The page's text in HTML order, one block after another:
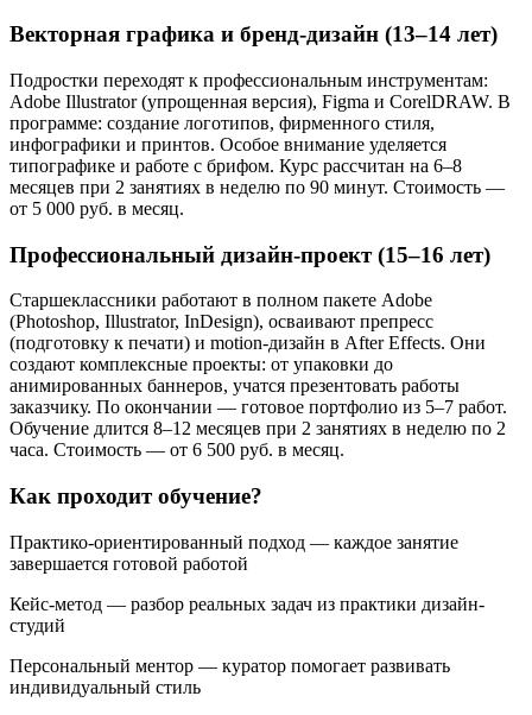
Векторная графика и бренд-дизайн (13–14 лет)
Подростки переходят к профессиональным инструментам:
Adobe Illustrator (упрощенная версия), Figma и CorelDRAW. В
программе: создание логотипов, фирменного стиля,
инфографики и принтов. Особое внимание уделяется
типографике и работе с брифом. Курс рассчитан на 6–8
месяцев при 2 занятиях в неделю по 90 минут. Стоимость —
от 5 000 руб. в месяц.
Профессиональный дизайн-проект (15–16 лет)
Старшеклассники работают в полном пакете Adobe
(Photoshop, Illustrator, InDesign), осваивают препресс
(подготовку к печати) и motion-дизайн в After Effects. Они
создают комплексные проекты: от упаковки до
анимированных баннеров, учатся презентовать работы
заказчику. По окончании — готовое портфолио из 5–7 работ.
Обучение длится 8–12 месяцев при 2 занятиях в неделю по 2
часа. Стоимость — от 6 500 руб. в месяц.
Как проходит обучение?
Практико-ориентированный подход — каждое занятие
завершается готовой работой
Кейс-метод — разбор реальных задач из практики дизайн-
студий
Персональный ментор — куратор помогает развивать
индивидуальный стиль